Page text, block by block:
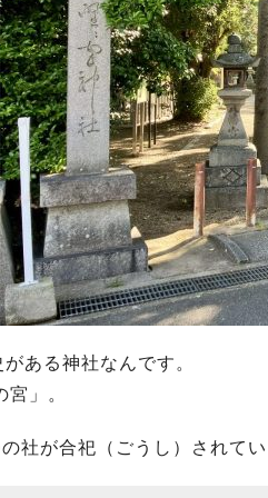
ある神社なんです。
」。
社が合祀（ごうし）されて